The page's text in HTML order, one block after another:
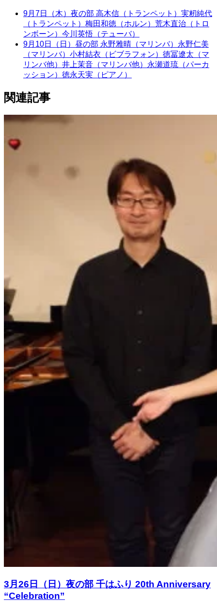
9月7日（木）夜の部 高木信（トランペット）実籾純代
（トランペット）梅田和徳（ホルン）荒木直治（トロ
ンボーン）今川英悟（テューバ）
9月10日（日）昼の部 永野雅晴（マリンバ）永野仁美
（マリンバ）小村結衣（ビブラフォン）徳冨遼太（マ
リンバ他）井上茉音（マリンバ他）永瀬道琉（パーカ
ッション）徳永天実（ピアノ）
関連記事
3月26日（日）夜の部 千はふり 20th Anniversary
“Celebration”